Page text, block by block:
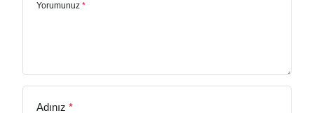
Yorumunuz *
Adınız *